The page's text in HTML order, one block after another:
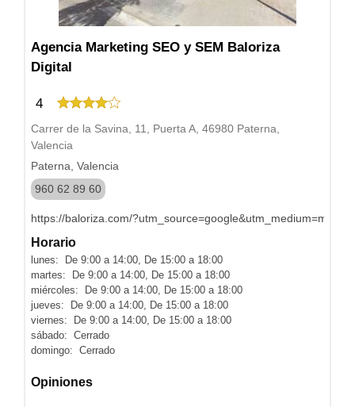
Agencia Marketing SEO y SEM Baloriza
Digital
4
Carrer de la Savina, 11, Puerta A, 46980 Paterna,
Valencia
Paterna, Valencia
960 62 89 60
https://baloriza.com/
Horario
lunes: De 9:00 a 14:00, De 15:00 a 18:00
martes: De 9:00 a 14:00, De 15:00 a 18:00
miércoles: De 9:00 a 14:00, De 15:00 a 18:00
jueves: De 9:00 a 14:00, De 15:00 a 18:00
viernes: De 9:00 a 14:00, De 15:00 a 18:00
sábado: Cerrado
domingo: Cerrado
Opiniones